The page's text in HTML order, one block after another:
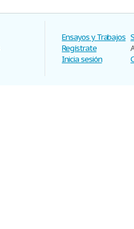
Ensayos y Trabajos
Regístrate
Inicia sesión